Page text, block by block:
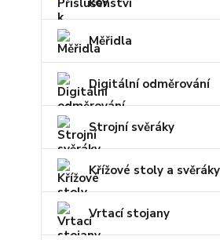
Měřidla
Digitální odměrování
Strojní svěráky
Křížové stoly a svěráky
Vrtací stojany